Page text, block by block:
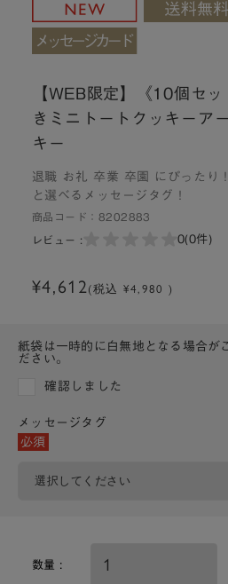
【WEB限定】《10個セ
きミニトートクッキーア
キー
退職 お礼 卒業 卒園 にぴったり
と選べるメッセージタグ！
商品コード： 8202883
レビュー : 0(0件)
¥4,612 (税込 ¥4,980 )
紙袋は一時的に白無地となる場合が
ださい。
確認しました
メッセージタグ
必須
数量 :